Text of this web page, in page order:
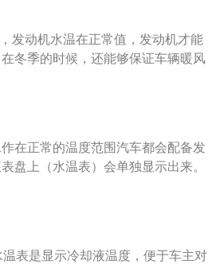
同正常的行驶温度也不一样，一般
磨损，所以发动机不能长时间低温
却液流失更多，水温上升更快，这
发动机水温在正常值，发动机才能
冬季的时候，还能够保证车辆暖风
高，就需要检查发动机是否缺少防
种，分别是1.0T涡轮增压发动机，
分别匹配的是手动变速箱，湿式双
有不同的动力配备，可以根据自己
在正常的温度范围汽车都会配备发
盘上（水温表）会单独显示出来。
越好，需在一定的范围内，正常的
来说温度达到中间位置时起步最
之一。
表是显示冷却液温度，便于车主对